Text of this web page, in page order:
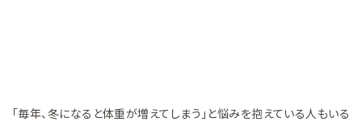
「毎年、冬になると体重が増えてしまう」と悩みを抱えている人もいる